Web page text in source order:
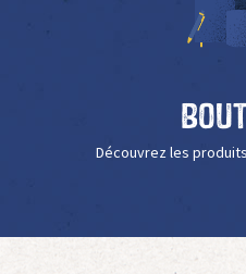
Découvrez les